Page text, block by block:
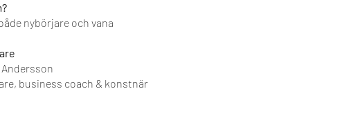
nybörjare och vana
business coach & konstnär